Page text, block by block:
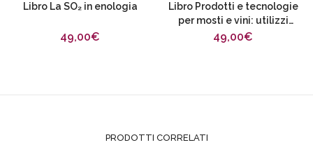
Libro La SO₂ in enologia
49,00€
Libro Prodotti e tecnologie
per mosti e vini: utilizzi
pratici
49,00€
PRODOTTI CORRELATI